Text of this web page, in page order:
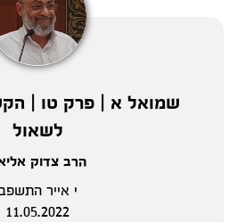
שמואל א | פרק טו |
לשאול
הרב צדוק
י אייר
11.05.2022